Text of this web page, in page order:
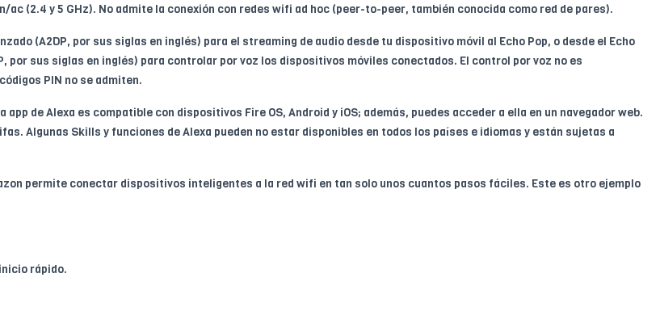
(2.4 y 5 GHz). No admite la conexión con redes wifi ad hoc (peer-to-peer, también conocida como red de pares).
(A2DP, por sus siglas en inglés) para el streaming de audio desde tu dispositivo móvil al Echo Pop, o desde el Echo
por sus siglas en inglés) para controlar por voz los dispositivos móviles conectados. El control por voz no es
PIN no se admiten.
de Alexa es compatible con dispositivos Fire OS, Android y iOS; además, puedes acceder a ella en un navegador web.
Algunas Skills y funciones de Alexa pueden no estar disponibles en todos los países e idiomas y están sujetas a
permite conectar dispositivos inteligentes a la red wifi en tan solo unos cuantos pasos fáciles. Este es otro ejemplo
rápido.